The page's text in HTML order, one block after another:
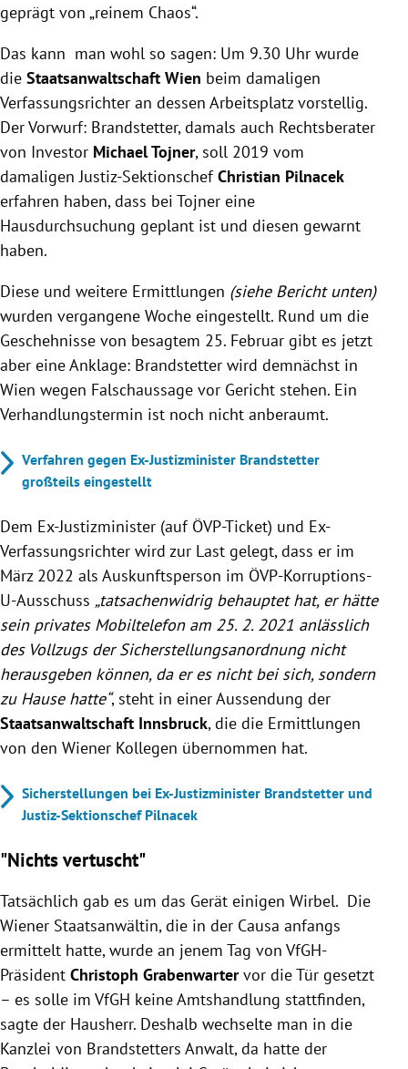
geprägt von „reinem Chaos“.
Das kann man wohl so sagen: Um 9.30 Uhr wurde
die Staatsanwaltschaft Wien beim damaligen
Verfassungsrichter an dessen Arbeitsplatz vorstellig.
Der Vorwurf: Brandstetter, damals auch Rechtsberater
von Investor Michael Tojner, soll 2019 vom
damaligen Justiz-SektionschefChristian Pilnacek
erfahren haben, dass bei Tojner eine
Hausdurchsuchung geplant ist und diesen gewarnt
haben.
Diese und weitere Ermittlungen (siehe Bericht unten)
wurden vergangene Woche eingestellt. Rund um die
Geschehnisse von besagtem 25. Februar gibt es jetzt
aber eine Anklage: Brandstetter wird demnächst in
Wien wegen Falschaussage vor Gericht stehen. Ein
Verhandlungstermin ist noch nicht anberaumt.
Verfahren gegen Ex-Justizminister Brandstetter
großteils eingestellt
Dem Ex-Justizminister (auf ÖVP-Ticket) und Ex-
Verfassungsrichter wird zur Last gelegt, dass er im
März 2022 als Auskunftsperson im ÖVP-Korruptions-
U-Ausschuss „tatsachenwidrig behauptet hat, er hätte
sein privates Mobiltelefon am 25. 2. 2021 anlässlich
des Vollzugs der Sicherstellungsanordnung nicht
herausgeben können, da er es nicht bei sich, sondern
zu Hause hatte“, steht in einer Aussendung der
Staatsanwaltschaft Innsbruck, die die Ermittlungen
von den Wiener Kollegen übernommen hat.
Sicherstellungen bei Ex-Justizminister Brandstetter und
Justiz-Sektionschef Pilnacek
"Nichts vertuscht"
Tatsächlich gab es um das Gerät einigen Wirbel. Die
Wiener Staatsanwältin, die in der Causa anfangs
ermittelt hatte, wurde an jenem Tag von VfGH-
Präsident Christoph Grabenwartervor die Tür gesetzt
– es solle im VfGH keine Amtshandlung stattfinden,
sagte der Hausherr. Deshalb wechselte man in die
Kanzlei von Brandstetters Anwalt, da hatte der